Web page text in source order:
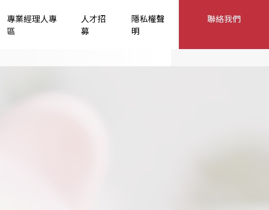
專業經理人專
區
人才招
募
隱私權聲
明
聯絡我們